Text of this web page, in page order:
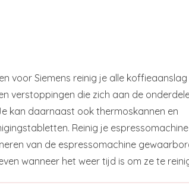
voor Siemens reinig je alle
verstoppingen die zich aan de
kan daarnaast ook thermoskannen en
Reinig je espressomachine
van de espressomachine
wanneer het weer tijd is om ze te